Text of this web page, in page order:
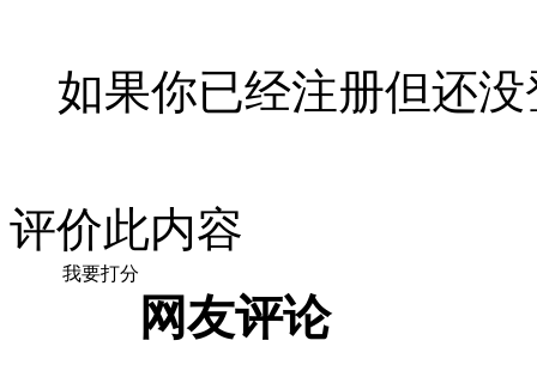
如果你已经注册但还没
评价此内容
我要打分
网友评论